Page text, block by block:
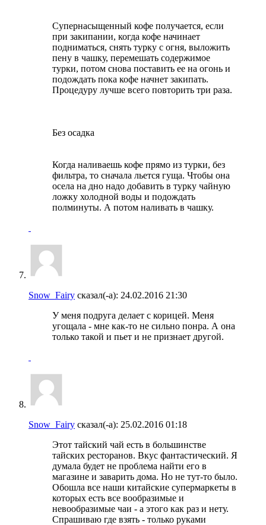
Супернасыщенный кофе получается, если
при закипании, когда кофе начинает
подниматься, снять турку с огня, выложить
пену в чашку, перемешать содержимое
турки, потом снова поставить ее на огонь и
подождать пока кофе начнет закипать.
Процедуру лучше всего повторить три раза.
Без осадка
Когда наливаешь кофе прямо из турки, без
фильтра, то сначала льется гуща. Чтобы она
осела на дно надо добавить в турку чайную
ложку холодной воды и подождать
полминуты. А потом наливать в чашку.
Snow_Fairy сказал(-а): 24.02.2016 21:30
У меня подруга делает с корицей. Меня
угощала - мне как-то не сильно понра. А она
только такой и пьет и не признает другой.
Snow_Fairy сказал(-а): 25.02.2016 01:18
Этот тайский чай есть в большинстве
тайских ресторанов. Вкус фантастический. Я
думала будет не проблема найти его в
магазине и заварить дома. Но не тут-то было.
Обошла все наши китайские супермаркеты в
которых есть все вообразимые и
невообразимые чаи - а этого как раз и нету.
Спрашиваю где взять - только руками